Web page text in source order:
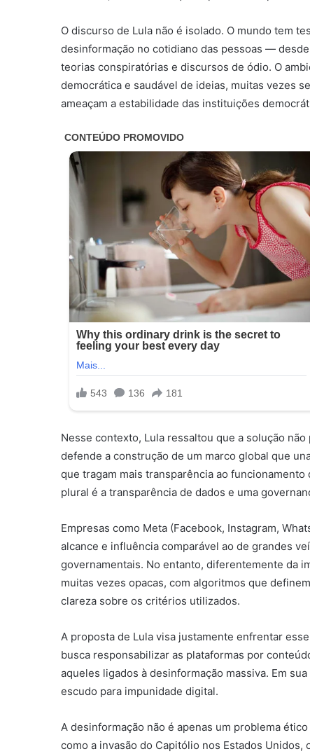
O discurso de Lula não é isolado. O mundo tem
desinformação no cotidiano das pessoas —
teorias conspiratórias e discursos de ódio. O
democrática e saudável de ideias, muitas vezes
ameaçam a estabilidade das instituições
Nesse contexto, Lula ressaltou que a solução
defende a construção de um marco global que
que tragam mais transparência ao
plural é a transparência de dados e uma
Empresas como Meta (Facebook, Instagram,
alcance e influência comparável ao de grandes
governamentais. No entanto, diferentemente da
muitas vezes opacas, com algoritmos que
clareza sobre os critérios utilizados.
A proposta de Lula visa justamente enfrentar
busca responsabilizar as plataformas por
aqueles ligados à desinformação massiva. Em
escudo para impunidade digital.
A desinformação não é apenas um problema
como a invasão do Capitólio nos Estados